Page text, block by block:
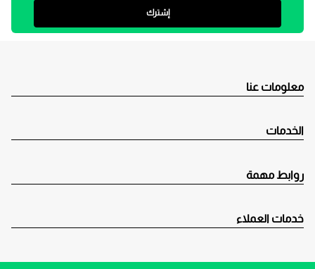
إشترك
معلومات عنا
الخدمات
روابط مهمة
خدمات العملاء